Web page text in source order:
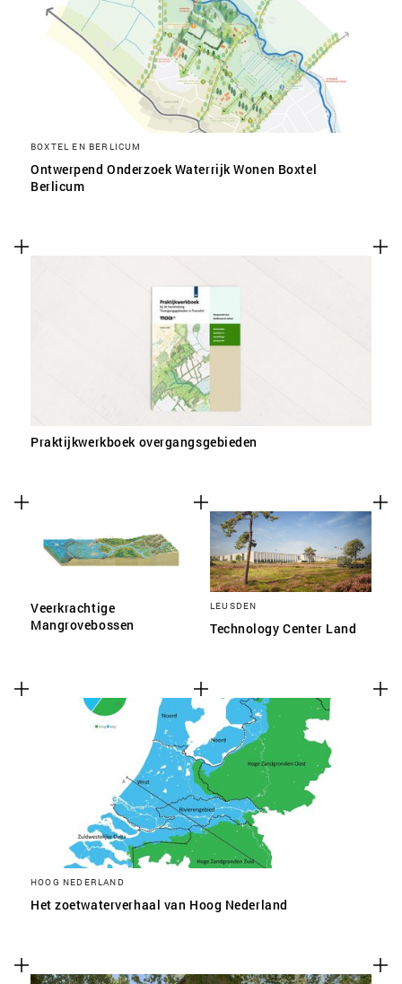
BOXTEL EN BERLICUM
Ontwerpend Onderzoek Waterrijk Wonen Boxtel
Berlicum
Praktijkwerkboek overgangsgebieden
Veerkrachtige
Mangrovebossen
LEUSDEN
Technology Center Land
HOOG NEDERLAND
Het zoetwaterverhaal van Hoog Nederland
SLA VOORKEUREN OP